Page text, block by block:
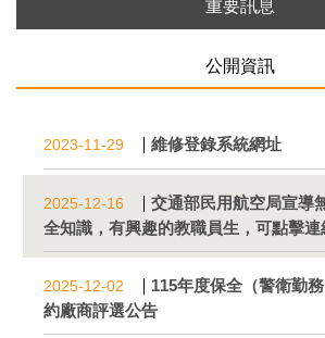
重要訊息
公開資訊
2023-11-29 維修登錄系統網址
2025-12-16
交通部民用航空局宣導
全知識，有興趣的教職員生，可點擊連
2025-12-02
115年度保全（警衛勤
約廠商評選公告